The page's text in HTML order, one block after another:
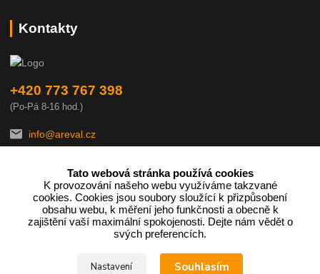
Kontakty
+420 773 767 398
(Po-Pá 8-16 hod.)
info@areval.cz
Podle zákona o evidenci tržeb je prodávající povinen vystavit
Zároveň je povinen zaevidovat přijatou tržbu u správce daně online;
Tato webová stránka používá cookies
K provozování našeho webu využíváme takzvané
cookies. Cookies jsou soubory sloužící k přizpůsobení
obsahu webu, k měření jeho funkčnosti a obecně k
zajištění vaší maximální spokojenosti. Dejte nám vědět o
svých preferencích.
Nastavení Souhlasím